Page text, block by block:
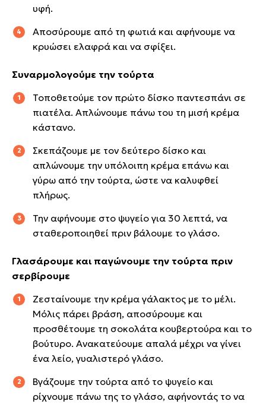
υφή.
Αποσύρουμε από τη φωτιά και αφήνουμε να
κρυώσει ελαφρά και να σφίξει.
Συναρμολογούμε την τούρτα
Τοποθετούμε τον πρώτο δίσκο παντεσπάνι σε
πιατέλα. Απλώνουμε πάνω του τη μισή κρέμα
κάστανο.
Σκεπάζουμε με τον δεύτερο δίσκο και
απλώνουμε την υπόλοιπη κρέμα επάνω και
γύρω από την τούρτα, ώστε να καλυφθεί
πλήρως.
Την αφήνουμε στο ψυγείο για 30 λεπτά, να
σταθεροποιηθεί πριν βάλουμε το γλάσο.
Γλασάρουμε και παγώνουμε την τούρτα πριν
σερβίρουμε
Ζεσταίνουμε την κρέμα γάλακτος με το μέλι.
Μόλις πάρει βράση, αποσύρουμε και
προσθέτουμε τη σοκολάτα κουβερτούρα και το
βούτυρο. Ανακατεύουμε απαλά μέχρι να γίνει
ένα λείο, γυαλιστερό γλάσο.
Βγάζουμε την τούρτα από το ψυγείο και
ρίχνουμε πάνω της το γλάσο, αφήνοντάς το να